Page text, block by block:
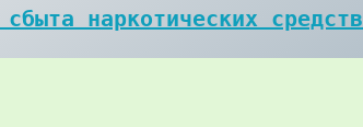
наркотических